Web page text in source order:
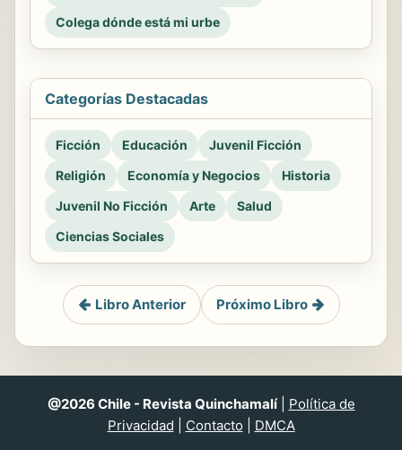
Colega dónde está mi urbe
Categorías Destacadas
Ficción Educación
Juvenil Ficción
Religión
Economía y Negocios
Historia
Juvenil No Ficción
Arte
Salud
Ciencias Sociales
Libro Anterior Próximo Libro
@2026 Chile - Revista Quinchamalí| Política de
Privacidad
Contacto DMCA